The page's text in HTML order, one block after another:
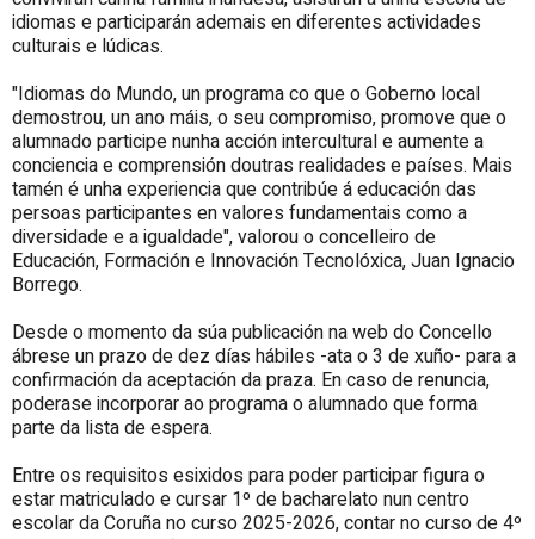
idiomas e participarán ademais en diferentes actividades
culturais e lúdicas.
"Idiomas do Mundo, un programa co que o Goberno local
demostrou, un ano máis, o seu compromiso, promove que o
alumnado participe nunha acción intercultural e aumente a
conciencia e comprensión doutras realidades e países. Mais
tamén é unha experiencia que contribúe á educación das
persoas participantes en valores fundamentais como a
diversidade e a igualdade", valorou o concelleiro de
Educación, Formación e Innovación Tecnolóxica, Juan Ignacio
Borrego.
Desde o momento da súa publicación na web do Concello
ábrese un prazo de dez días hábiles -ata o 3 de xuño- para a
confirmación da aceptación da praza. En caso de renuncia,
poderase incorporar ao programa o alumnado que forma
parte da lista de espera.
Entre os requisitos esixidos para poder participar figura o
estar matriculado e cursar 1º de bacharelato nun centro
escolar da Coruña no curso 2025-2026, contar no curso de 4º